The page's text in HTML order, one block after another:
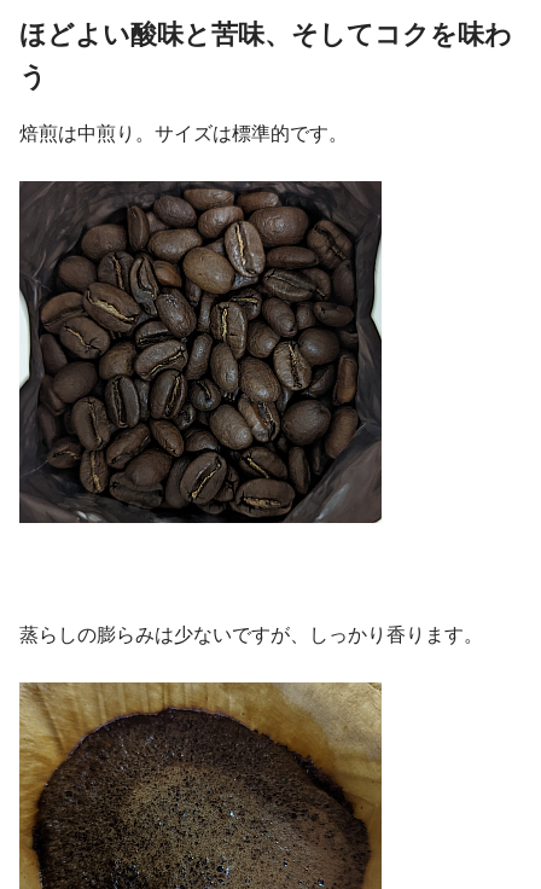
ほどよい酸味と苦味、そしてコクを味わ
う
焙煎は中煎り。サイズは標準的です。
蒸らしの膨らみは少ないですが、しっかり香ります。